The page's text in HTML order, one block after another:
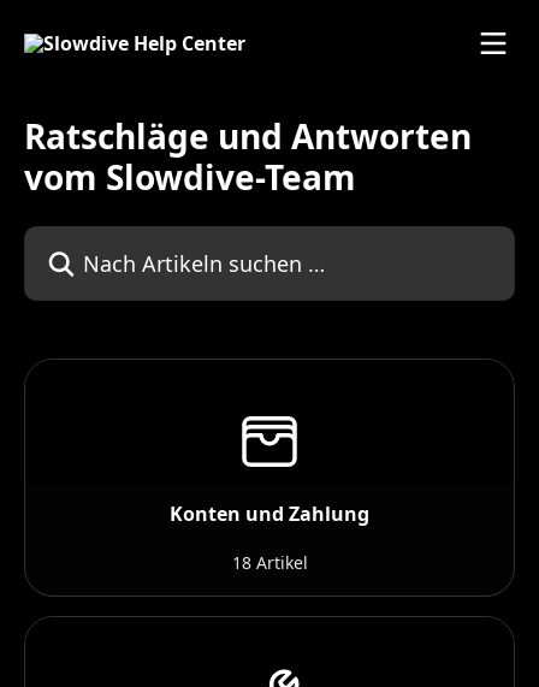
Ratschläge und Antworten
vom Slowdive-Team
Nach Artikeln suchen …
Konten und Zahlung
18 Artikel